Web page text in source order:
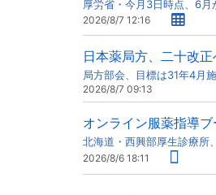
厚労省・今月3日時点、6月
2026/8/7 12:16
日本薬局方、二十改
局方部会、目標は31年4月
2026/8/7 09:13
オンライン服薬指導
北海道・西興部厚生診療所
2026/8/6 18:11